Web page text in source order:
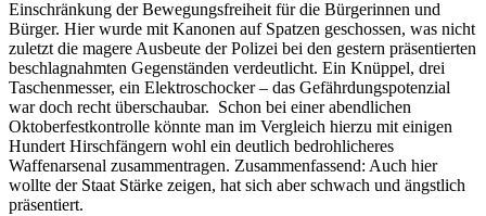
Einschränkung der Bewegungsfreiheit für die Bürgerinnen und
Bürger. Hier wurde mit Kanonen auf Spatzen geschossen, was nicht
zuletzt die magere Ausbeute der Polizei bei den gestern präsentierten
beschlagnahmten Gegenständen verdeutlicht. Ein Knüppel, drei
Taschenmesser, ein Elektroschocker – das Gefährdungspotenzial
war doch recht überschaubar. Schon bei einer abendlichen
Oktoberfestkontrolle könnte man im Vergleich hierzu mit einigen
Hundert Hirschfängern wohl ein deutlich bedrohlicheres
Waffenarsenal zusammentragen. Zusammenfassend: Auch hier
wollte der Staat Stärke zeigen, hat sich aber schwach und ängstlich
präsentiert.